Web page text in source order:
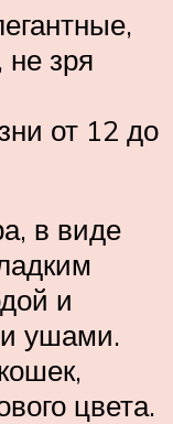
не зря
от 12 до
в виде
и
ушами.
цвета.